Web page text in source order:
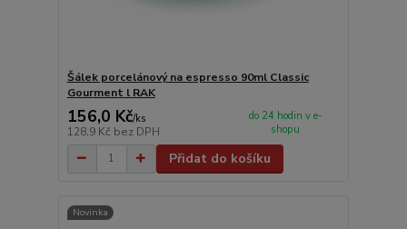
Šálek porcelánový na espresso 90ml Classic
Gourment l RAK
156,0 Kč/ks
128,9 Kč bez DPH
do 24 hodin v e-
shopu
Přidat do košíku
Novinka